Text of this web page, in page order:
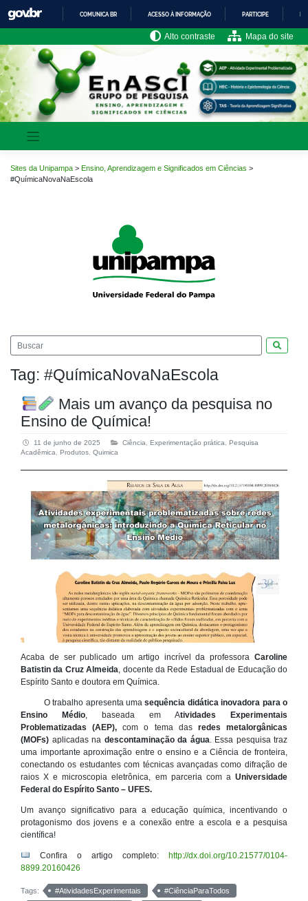
para
o
conteúdo
IR
PARA
O
COMUNICA BR ACESSO À INFORMAÇÃO PARTICIPE
Alto contraste Mapa do site
Sites da Unipampa > Ensino, Aprendizagem e Significados em Ciências >
#QuímicaNovaNaEscola
Tag: #QuímicaNovaNaEscola
Mais um avanço da pesquisa no
Ensino de Química!
11 de junho de 2025 Ciência Experimentação prática
Pesquisa
Acadêmica
Produtos Quimica
Acaba de ser publicado um artigo incrível da professora Caroline
Batistin da Cruz Almeida , docente da Rede Estadual de Educação do
Espírito Santo e doutora em Química.
O trabalho apresenta umasequência didática inovadora para o
Ensino Médio , baseada em Atividades Experimentais
Problematizadas (AEP), com o tema das redes metalorgânicas
(MOFs) aplicadas na descontaminação da água . Essa pesquisa traz
uma importante aproximação entre o ensino e a Ciência de fronteira,
conectando os estudantes com técnicas avançadas como difração de
raios X e microscopia eletrônica, em parceria com a Universidade
Federal do Espírito Santo – UFES.
Um avanço significativo para a educação química, incentivando o
protagonismo dos jovens e a conexão entre a escola e a pesquisa
científica!
Confira o artigo completo: http://dx.doi.org/10.21577/0104-
8899.20160426
Tags: #AtividadesExperimentais
#CiênciaParaTodos